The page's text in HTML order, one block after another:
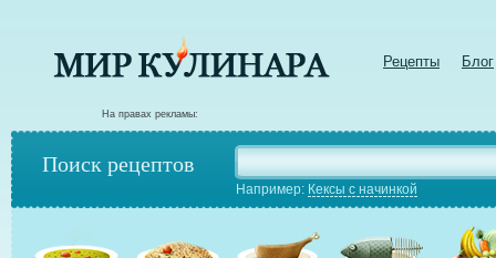
Рецепты Блог
На правах рекламы:
Поиск рецептов
Например: Кексы с начинкой